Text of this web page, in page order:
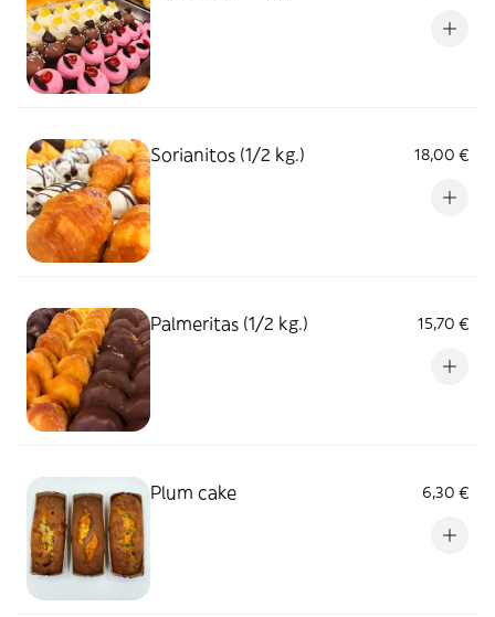
Sorianitos (1/2 kg.) 18,00 €
Palmeritas (1/2 kg.) 15,70 €
Plum cake 6,30 €